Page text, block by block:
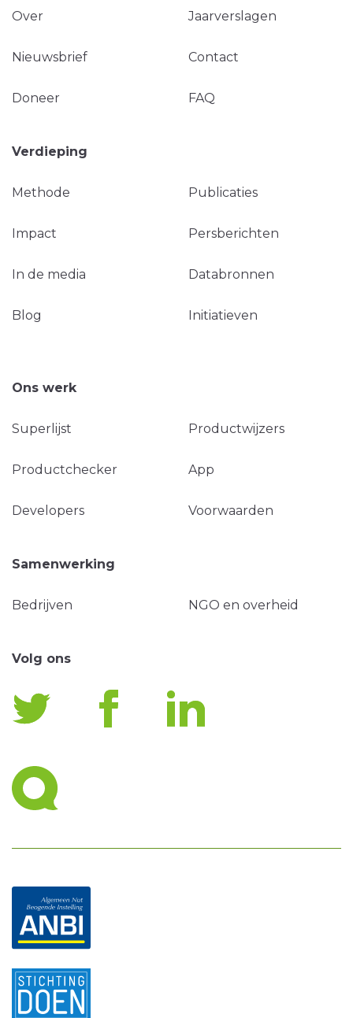
Over Jaarverslagen
Nieuwsbrief Contact
Doneer FAQ
Verdieping
Methode Publicaties
Impact Persberichten
In de media Databronnen
Blog Initiatieven
Ons werk
Superlijst Productwijzers
Productchecker App
Developers Voorwaarden
Samenwerking
Bedrijven NGO en overheid
Volg ons